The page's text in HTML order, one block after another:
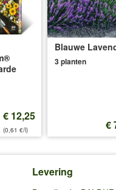
€ 12,25
(0,61 €/l)
Blauwe
3 planten
€
Levering